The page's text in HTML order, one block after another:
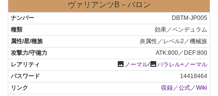
ヴァリアンツB－バロン
DBTM-JP005
効果／ペンデュラム
炎属性／レベル2／機械族
ATK:800／DEF:800
photo ノーマル/photoパラレル+ノーマル
14418464
収録／公式／Wiki